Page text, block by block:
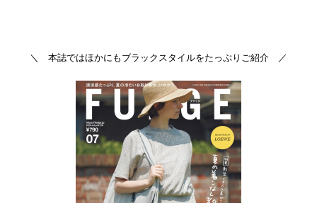
＼ 本誌ではほかにもブラックスタイルをたっぷりご紹介 ／